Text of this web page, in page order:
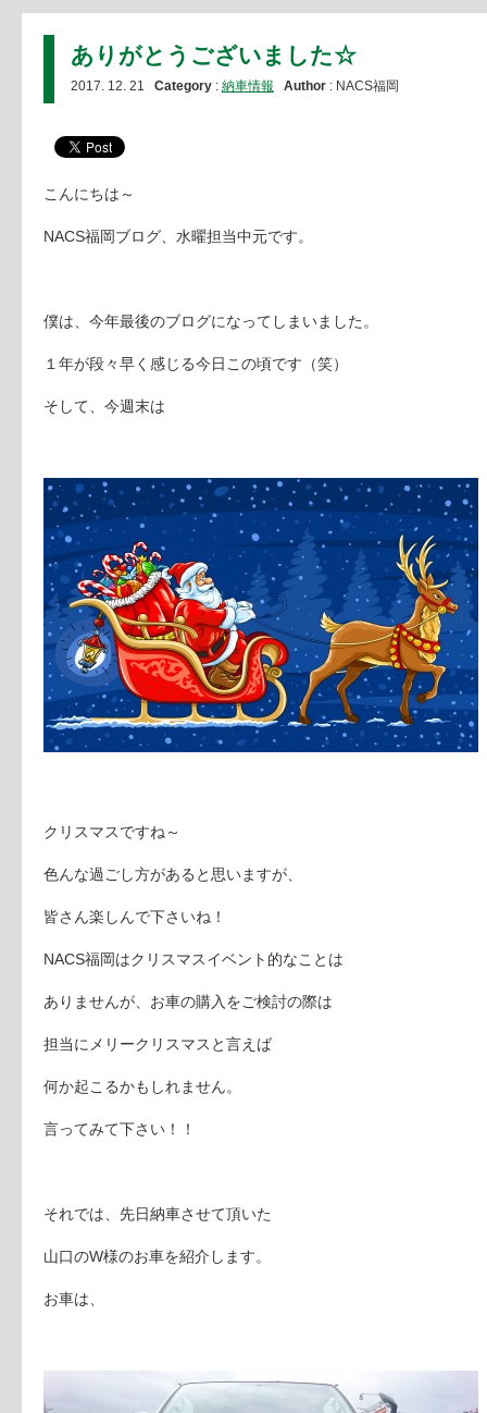
ありがとうございました☆
2017. 12. 21 Category : 納車情報 Author : NACS福岡
こんにちは～
NACS福岡ブログ、水曜担当中元です。
僕は、今年最後のブログになってしまいました。
１年が段々早く感じる今日この頃です（笑）
そして、今週末は
クリスマスですね～
色んな過ごし方があると思いますが、
皆さん楽しんで下さいね！
NACS福岡はクリスマスイベント的なことは
ありませんが、お車の購入をご検討の際は
担当にメリークリスマスと言えば
何か起こるかもしれません。
言ってみて下さい！！
それでは、先日納車させて頂いた
山口のW様のお車を紹介します。
お車は、